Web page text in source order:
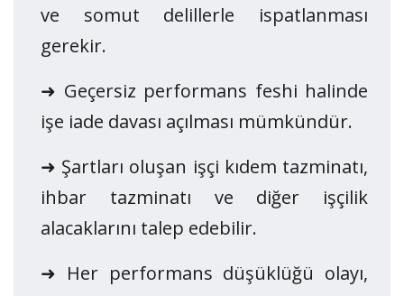
ve somut delillerle ispatlanması
gerekir.
➜ Geçersiz performans feshi halinde
işe iade davası açılması mümkündür.
➜ Şartları oluşan işçi kıdem tazminatı,
ihbar tazminatı ve diğer işçilik
alacaklarını talep edebilir.
➜ Her performans düşüklüğü olayı,